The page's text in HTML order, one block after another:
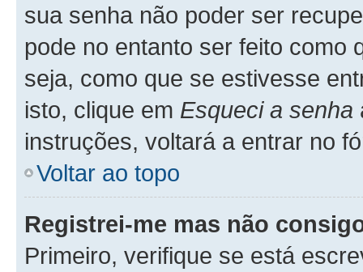
sua senha não poder ser
pode no entanto ser feito como
seja, como que se estivesse
isto, clique em Esqueci a senha
instruções, voltará a entrar no
Voltar ao topo
Registrei-me mas não
Primeiro, verifique se está